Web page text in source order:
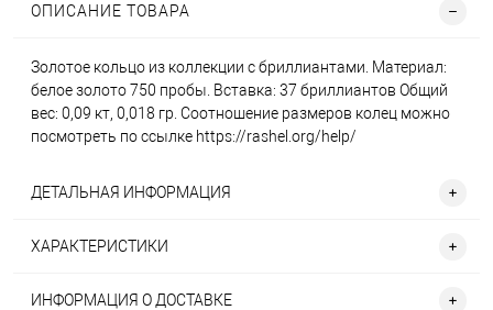
ОПИСАНИЕ ТОВАРА
Золотое кольцо из коллекции с бриллиантами. Материал:
белое золото 750 пробы. Вставка: 37 бриллиантов Общий
вес: 0,09 кт, 0,018 гр. Соотношение размеров колец можно
посмотреть по ссылке https://rashel.org/help/
ДЕТАЛЬНАЯ ИНФОРМАЦИЯ
ХАРАКТЕРИСТИКИ
ИНФОРМАЦИЯ О ДОСТАВКЕ